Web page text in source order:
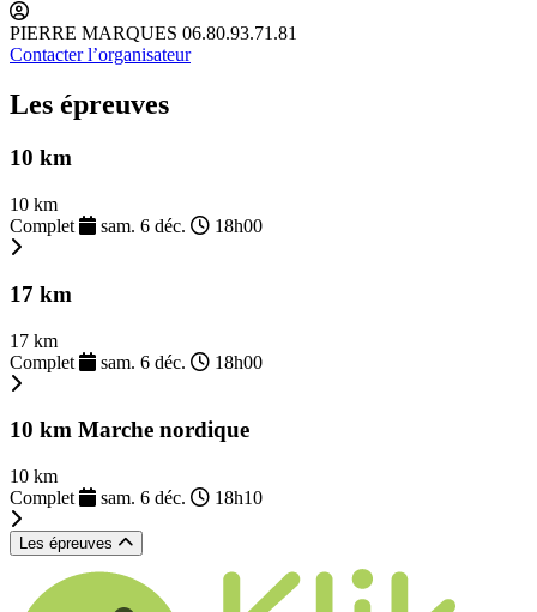
PIERRE MARQUES 06.80.93.71.81
Contacter l’organisateur
Les épreuves
10 km
10 km
Complet
sam. 6 déc. 18h00
17 km
17 km
Complet
sam. 6 déc. 18h00
10 km Marche nordique
10 km
Complet
sam. 6 déc. 18h10
Les épreuves